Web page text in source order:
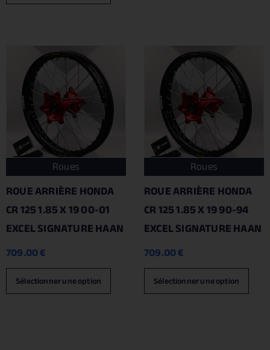
Roues
ROUE ARRIÈRE HONDA
CR 125 1.85 X 19 00-01
EXCEL SIGNATURE HAAN
709.00€
Sélectionner une option
Roues
ROUE ARRIÈRE HONDA
CR 125 1.85 X 19 90-94
EXCEL SIGNATURE HAAN
709.00€
Sélectionner une option